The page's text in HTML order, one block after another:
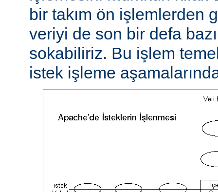
bir takım ön işlemlerden
veriyi de son bir defa
sokabiliriz. Bu işlem
istek işleme